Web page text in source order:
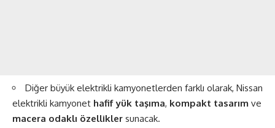
Diğer büyük elektrikli kamyonetlerden farklı olarak, Nissan
elektrikli kamyonet hafif yük taşıma, kompakt tasarım ve
macera odaklı özellikler sunacak.